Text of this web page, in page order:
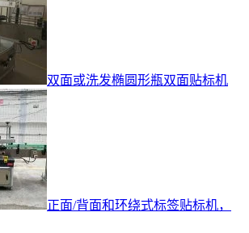
双面或洗发椭圆形瓶双面贴标机
正面/背面和环绕式标签贴标机，